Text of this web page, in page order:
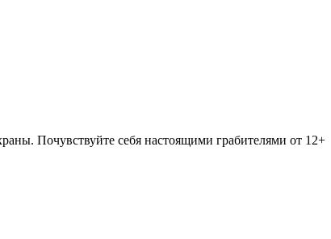
Почувствуйте себя настоящими грабителями от 12+